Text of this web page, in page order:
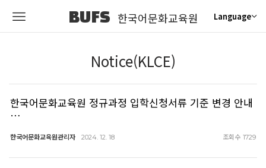
BUFS 한국어문화교육원 Language
Notice(KLCE)
한국어문화교육원 정규과정 입학신청서류 기준 변경 안내
…
한국어문화교육원관리자 2024. 12. 18 조회수 1729